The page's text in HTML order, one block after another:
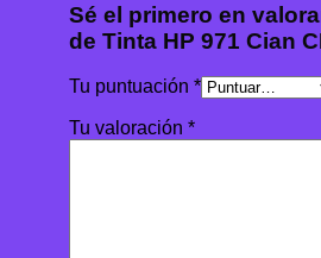
Sé el primero en
de Tinta HP 971 Cian
Tu puntuación *
Tu valoración *